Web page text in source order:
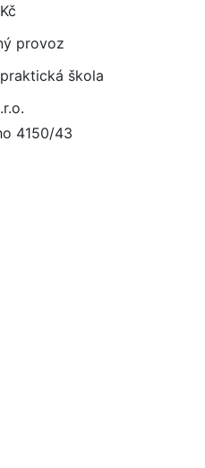
provoz
škola
4150/43